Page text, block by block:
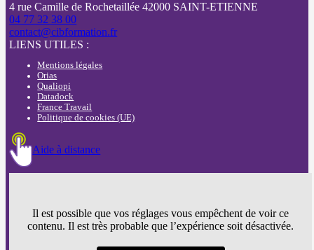
4 rue Camille de Rochetaillée 42000 SAINT-ETIENNE
04 77 32 38 00
contact@cibformation.fr
LIENS UTILES :
Mentions légales
Orias
Qualiopi
Datadock
France Travail
Politique de cookies (UE)
Aide à distance
Il est possible que vos réglages vous empêchent de voir ce
contenu. Il est très probable que l’expérience soit désactivée.